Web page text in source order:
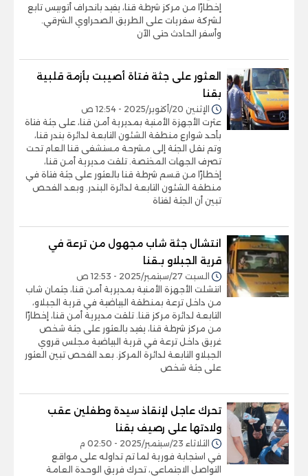
إخطارًا من مركز شرطة قنا، يفيد بانحراف أتوبيس تابع
لشركة سفريات على الطريق الصحراوي الشرقي.
وأسفر الحادث حتى الآن
العثور على جثة فتاة أصيبت بأزمة قلبية
بقنا
الإثنين 20/أكتوبر/2025 - 12:54 ص
عثرت الأجهزة الأمنية بمديرية أمن قنا، على جثة فتاة
بأحد شوارع منطقة الشئون التابعة لدائرة بندر قنا،
وتم نقل الجثة إلى مشرحة مستشفى قنا العام تحت
تصرف الجهات المختصة. تلقت مديرية أمن قنا،
إخطارًا من قسم شرطة قنا بالعثور على جثة فتاة في
منطقة الشئون التابعة لدائرة البندر. وبعد الفحص
تبين أن الجثة لفتاة
انتشال جثة شاب مجهول من ترعة في
قرية الجبلاو بـقنا
السبت 27/سبتمبر/2025 - 12:53 ص
انتشلت الأجهزة الأمنية بمديرية أمن قنا، جثمان شاب
من داخل ترعة بمنطقة البياضية في قرية الجبلاو،
التابعة لدائرة مركز قنا. تلقت مديرية أمن قنا، إخطارًا
من مركز شرطة قنا، يفيد بالعثور على جثة شخص
غريق داخل ترعة في قرية البياضية مجلس قروي
الجبلاو التابعة لدائرة المركز. بعد الفحص تبين العثور
على جثة شخص
تحرك عاجل لإنقاذ سيدة وطفلين عقب
ولادتها على رصيف بقنا
الثلاثاء 23/سبتمبر/2025 - 02:50 م
في استجابة فورية لما تم تداوله على مواقع
التواصل الاجتماعي، تحرك فريق الوحدة العامة